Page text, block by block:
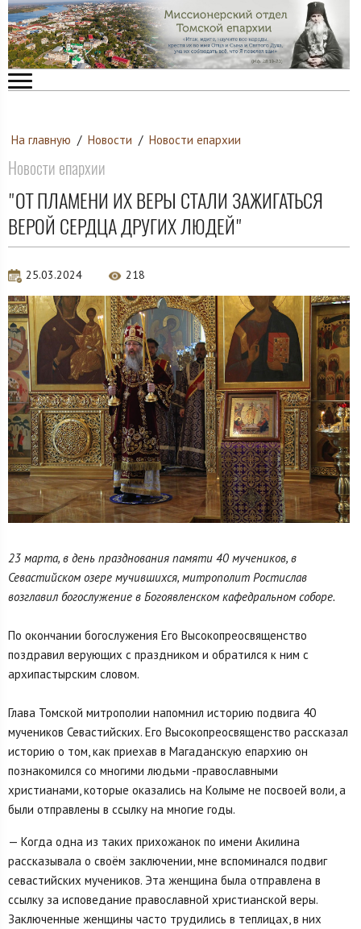
На главную / Новости / Новости епархии
Новости епархии
"ОТ ПЛАМЕНИ ИХ ВЕРЫ СТАЛИ ЗАЖИГАТЬСЯ
ВЕРОЙ СЕРДЦА ДРУГИХ ЛЮДЕЙ"
25.03.2024 218
23 марта, в день празднования памяти 40 мучеников, в
Севастийском озере мучившихся, митрополит Ростислав
возглавил богослужение в Богоявленском кафедральном соборе.
По окончании богослужения Его Высокопреосвященство
поздравил верующих с праздником и обратился к ним с
архипастырским словом.
Глава Томской митрополии напомнил историю подвига 40
мучеников Севастийских. Его Высокопреосвященство рассказал
историю о том, как приехав в Магаданскую епархию он
познакомился со многими людьми -православными
христианами, которые оказались на Колыме не посвоей воли, а
были отправлены в ссылку на многие годы.
— Когда одна из таких прихожанок по имени Акилина
рассказывала о своём заключении, мне вспоминался подвиг
севастийских мучеников. Эта женщина была отправлена в
ссылку за исповедание православной христианской веры.
Заключенные женщины часто трудились в теплицах, в них